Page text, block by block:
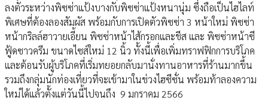
ลงตัวระหว่างพิซซ่าแป้งบางกับพิซซ่าแป้งหนานุ่ม ซึ่งถือเป็นไฮไลท์
พิเศษที่ต้องลองสัมผัส พร้อมกับการเปิดตัวพิซซ่า 3 หน้าใหม่ พิซซ่า
หน้ากริลล์ฮาวายเอี้ยน พิซซ่าหน้าไส้กรอกและชีส และ พิซซ่าหน้าซี
ฟู้ดซาวครีม ขนาดไซส์ใหม่ 12 นิ้ว ทั้งนี้เพื่อเพิ่มทราฟฟิกการบริโภค
และต้อนรับผู้บริโภคที่เริ่มทยอยกลับมานั่งทานอาหารที่ร้านมากขึ้น
รวมถึงกลุ่มนักท่องเที่ยวที่จะเข้ามาในช่วงไฮซีซั่น พร้อมท้าลองความ
ใหม่ได้แล้วตั้งแต่วันนี้ไปจนถึง 9 มกราคม 2566